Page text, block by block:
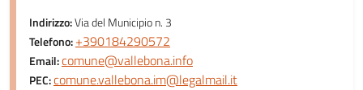
Indirizzo:Via del Municipio n. 3
Telefono:+390184290572
Email:comune@vallebona.info
PEC:comune.vallebona.im@legalmail.it